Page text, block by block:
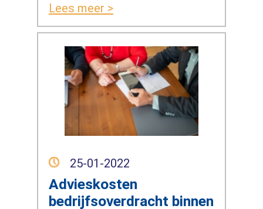
Lees meer >
25-01-2022
Advieskosten
bedrijfsoverdracht binnen